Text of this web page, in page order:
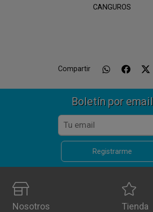
CANGUROS
Compartir
Boletín por email
Registrarme
Nosotros Tienda